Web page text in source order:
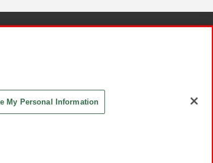
My Personal Information